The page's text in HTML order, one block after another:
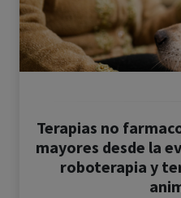
Terapias no
mayores desde la
roboterapia y